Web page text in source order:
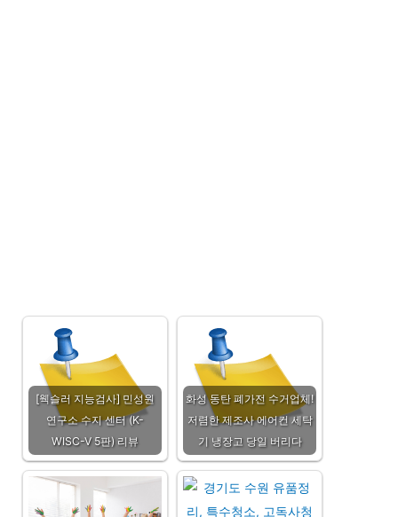
[웩슬러 지능검사] 민성원
연구소 수지 센터 (K-
WISC-V 5판) 리뷰
화성 동탄 폐가전 수거업체!
저렴한 제조사 에어컨 세탁
기 냉장고 당일 버리다